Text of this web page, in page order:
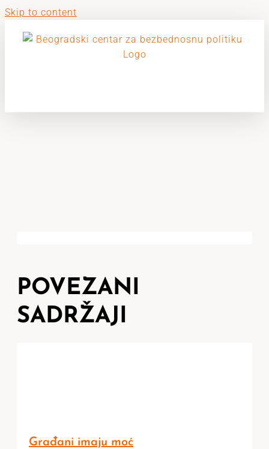
Skip to content
POVEZANI
SADRŽAJI
Građani imaju moć